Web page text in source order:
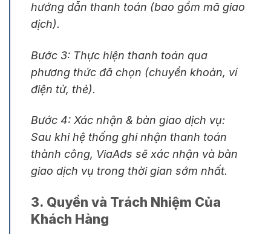
hướng dẫn thanh toán (bao gồm mã giao
dịch).
Bước 3: Thực hiện thanh toán qua
phương thức đã chọn (chuyển khoản, ví
điện tử, thẻ).
Bước 4: Xác nhận & bàn giao dịch vụ:
Sau khi hệ thống ghi nhận thanh toán
thành công, ViaAds sẽ xác nhận và bàn
giao dịch vụ trong thời gian sớm nhất.
3. Quyền và Trách Nhiệm Của
Khách Hàng